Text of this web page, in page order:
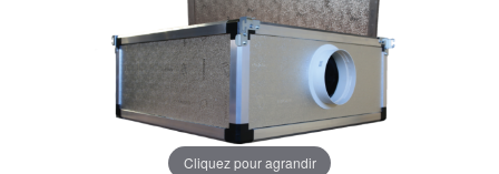
Cliquez pour agrandir